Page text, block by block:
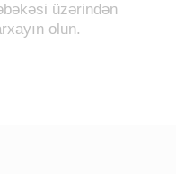
üzərindən
olun.